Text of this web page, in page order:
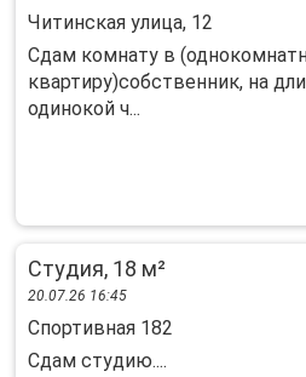
Читинская улица, 12
Сдам комнату в
квартиру)собственник, на
одинокой ч...
Студия, 18 м²
20.07.26 16:45
Спортивная 182
Сдам студию....